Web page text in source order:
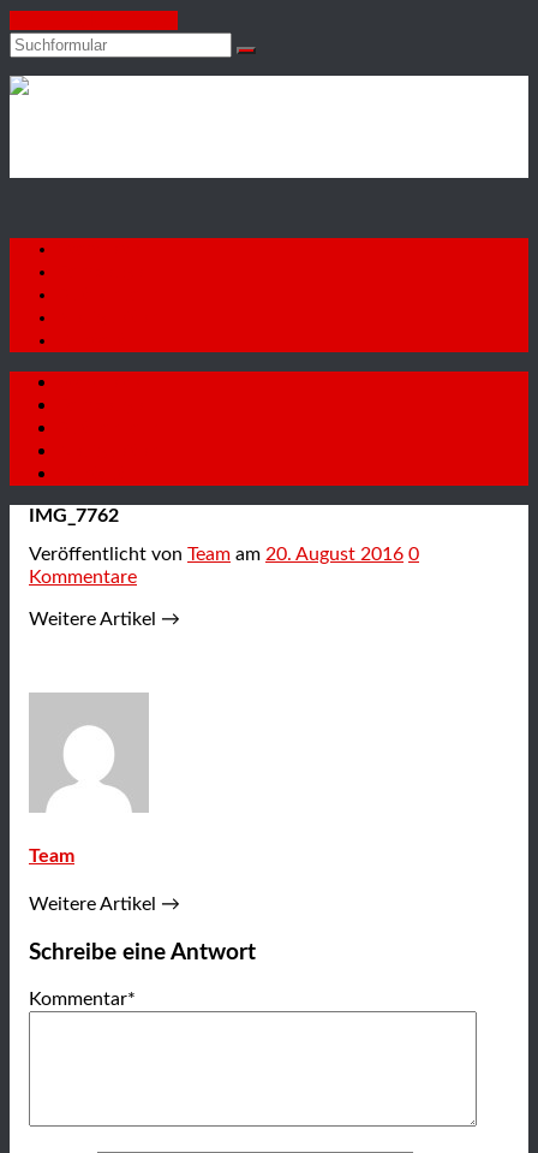
Suchen
Autohaus
IMG_7762
Veröffentlicht von Team am 20. August 2016 0
Kommentare
Weitere Artikel →
Team
Weitere Artikel →
Schreibe eine Antwort
Kommentar*